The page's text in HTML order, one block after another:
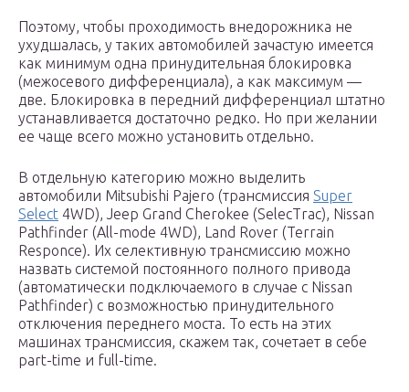
Поэтому, чтобы проходимость внедорожника не
ухудшалась, у таких автомобилей зачастую имеется
как минимум одна принудительная блокировка
(межосевого дифференциала), а как максимум —
две. Блокировка в передний дифференциал штатно
устанавливается достаточно редко. Но при желании
ее чаще всего можно установить отдельно.
В отдельную категорию можно выделить
автомобили Mitsubishi Pajero (трансмиссия Super
Select 4WD), Jeep Grand Cherokee (SelecTrac), Nissan
Pathfinder (All-mode 4WD), Land Rover (Terrain
Responce). Их селективную трансмиссию можно
назвать системой постоянного полного привода
(автоматически подключаемого в случае с Nissan
Pathfinder) с возможностью принудительного
отключения переднего моста. То есть на этих
машинах трансмиссия, скажем так, сочетает в себе
part-time и full-time.